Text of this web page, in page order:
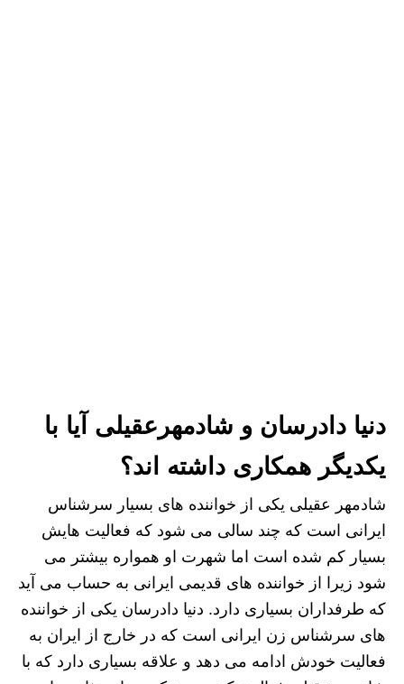
دنیا دادرسان و شادمهرعقیلی آیا با
یکدیگر همکاری داشته اند؟
شادمهر عقیلی یکی از خواننده های بسیار سرشناس
ایرانی است که چند سالی می شود که فعالیت‌ هایش
بسیار کم شده است اما شهرت او همواره بیشتر می
شود زیرا از خواننده های قدیمی ایرانی به حساب می آید
که طرفداران بسیاری دارد. دنیا دادرسان یکی از خواننده
های سرشناس زن ایرانی است که در خارج از ایران به
فعالیت خودش ادامه می‌ دهد و علاقه بسیاری دارد که با